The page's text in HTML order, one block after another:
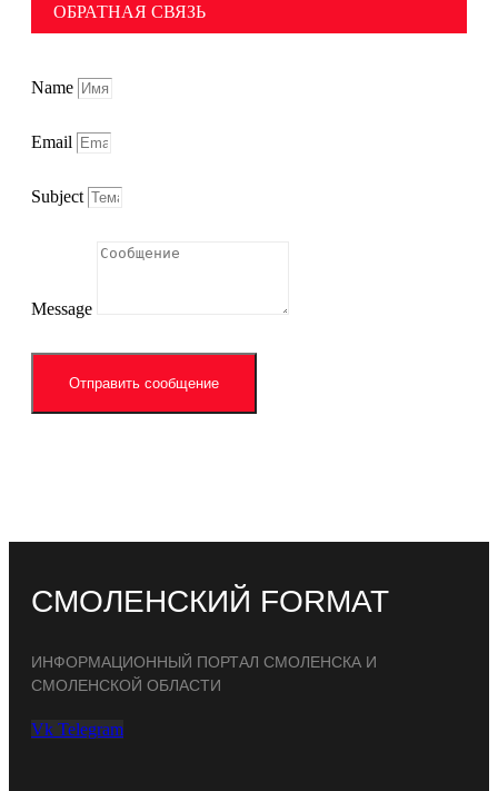
ОБРАТНАЯ СВЯЗЬ
Name
Email
Subject
Message
Отправить сообщение
СМОЛЕНСКИЙ FORMAT
ИНФОРМАЦИОННЫЙ ПОРТАЛ СМОЛЕНСКА И
СМОЛЕНСКОЙ ОБЛАСТИ
Vk Telegram